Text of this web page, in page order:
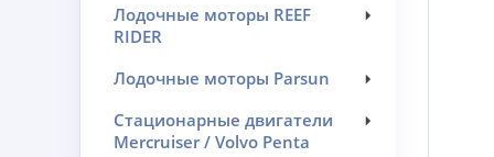
Лодочные моторы REEF
RIDER
Лодочные моторы Parsun
Стационарные двигатели
Mercruiser / Volvo Penta